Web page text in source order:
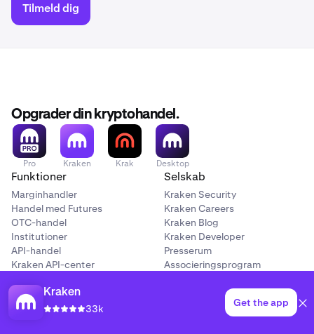
Kraken
33k Get the app
Tilmeld dig
Opgrader din kryptohandel.
Pro Kraken Krak Desktop
Funktioner
Marginhandler
Handel med Futures
OTC-handel
Institutioner
API-handel
Kraken API-center
Send penge
Tilbagevendende køb
Selskab
Kraken Security
Kraken Careers
Kraken Blog
Kraken Developer
Presserum
Associeringsprogram
Kraken Status
Supportcenter